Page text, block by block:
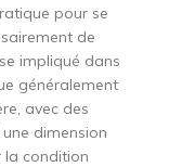
pour se
de
impliqué dans
généralement
avec des
dimension
la condition